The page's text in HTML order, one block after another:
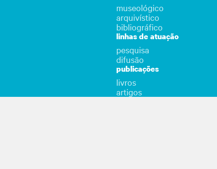
museológico
arquivístico
bibliográfico
linhas de atuação
pesquisa
difusão
publicações
livros
artigos